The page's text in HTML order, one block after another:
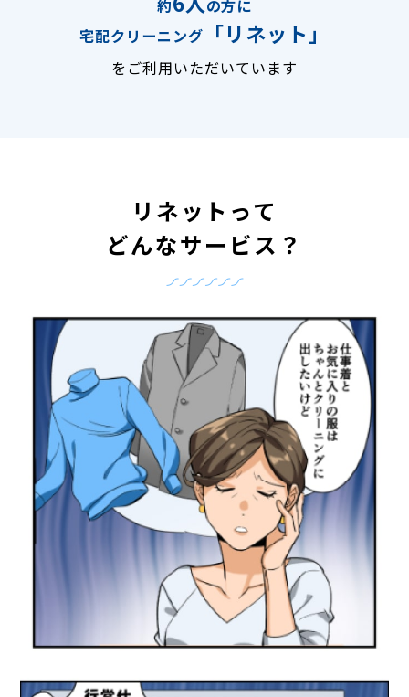
約
の方に
宅配クリーニング
「リネット」
をご利用いただいています
リネットって
どんなサービス？